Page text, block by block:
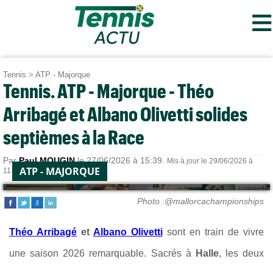
≡
Tennis > ATP - Majorque
Tennis. ATP - Majorque - Théo
Arribagé et Albano Olivetti solides
septièmes à la Race
ParPaul MOUGINle 27/06/2026 à 15:39.
Mis à jour le 29/06/2026 à
11:23.ATP - MAJORQUE
Photo :@mallorcachampionships
Théo Arribagé et Albano Olivetti sont en train de vivre
une saison 2026 remarquable. Sacrés à Halle, les deux